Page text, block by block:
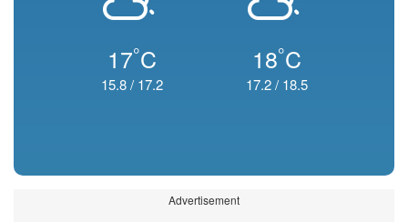
17°C
15.8/ 17.2
18°C
17.2/ 18.5
Advertisement